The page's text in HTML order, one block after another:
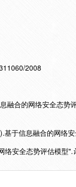
2008
融合的网络安全态
基于信息融合的网络
络安全态势评估模型".